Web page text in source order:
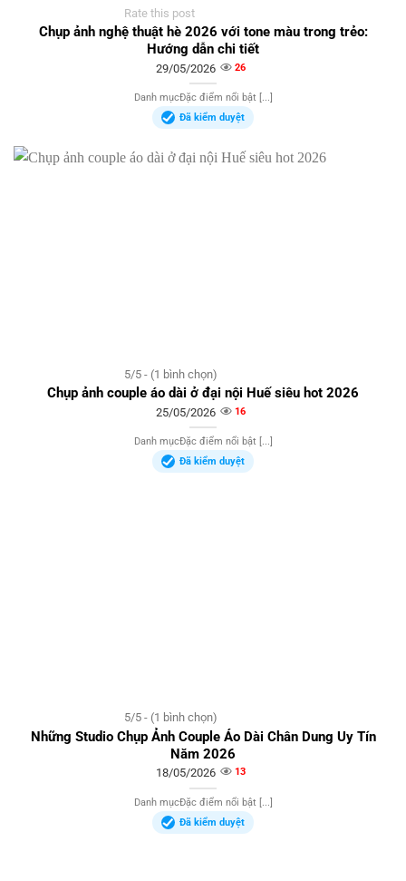
Rate this post
Chụp ảnh nghệ thuật hè 2026 với tone màu trong trẻo:
Hướng dẫn chi tiết
29/05/2026 26
Danh mụcĐặc điểm nổi bật [...]
Đã kiểm duyệt
5/5 - (1 bình chọn)
Chụp ảnh couple áo dài ở đại nội Huế siêu hot 2026
25/05/2026 16
Danh mụcĐặc điểm nổi bật [...]
Đã kiểm duyệt
5/5 - (1 bình chọn)
Những Studio Chụp Ảnh Couple Áo Dài Chân Dung Uy Tín
Năm 2026
18/05/2026 13
Danh mụcĐặc điểm nổi bật [...]
Đã kiểm duyệt